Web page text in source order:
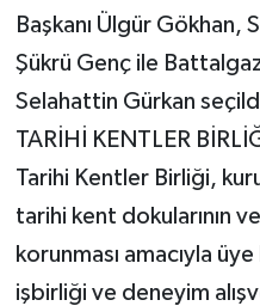
Başkanı Ülgür Gökhan,
Şükrü Genç ile
Selahattin Gürkan
TARİHİ KENTLER
Tarihi Kentler Birliği,
tarihi kent dokularının
korunması amacıyla
işbirliği ve deneyim